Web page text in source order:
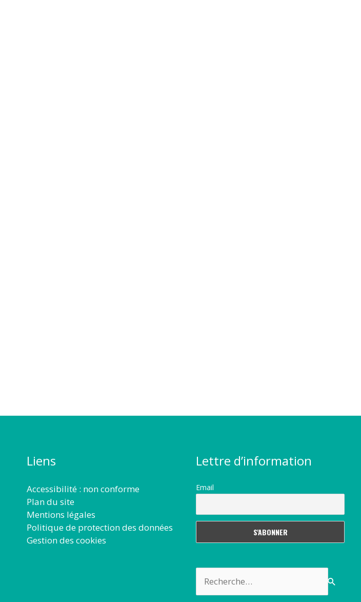
Liens
Accessibilité : non conforme
Plan du site
Mentions légales
Politique de protection des données
Gestion des cookies
Lettre d’information
Email